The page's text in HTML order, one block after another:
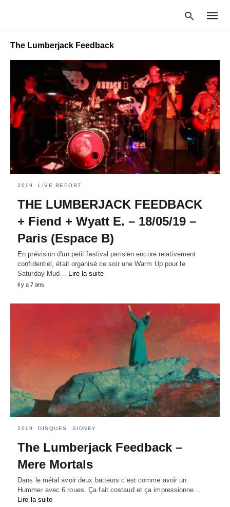
Type
your
search
query
and
hit
enter:
The Lumberjack Feedback
2019 LIVE REPORT
THE LUMBERJACK FEEDBACK
+ Fiend + Wyatt E. – 18/05/19 –
Paris (Espace B)
En prévision d'un petit festival parisien encore relativement
confidentiel, était organisé ce soir une Warm Up pour le
Saturday Mud… Lire la suite
il y a 7 ans
2019 DISQUES SIDNEY
The Lumberjack Feedback –
Mere Mortals
Dans le métal avoir deux batteurs c’est comme avoir un
Hummer avec 6 roues. Ça fait costaud et ça impressionne…
Lire la suite